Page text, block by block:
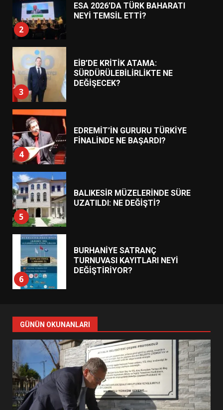
2
ESA 2026’DA TÜRK BAHARATI
NEYİ TEMSİL ETTİ?
3
EİB’DE KRİTİK ATAMA:
SÜRDÜRÜLEBİLİRLİKTE NE
DEĞİŞECEK?
4
EDREMİT’İN GURURU TÜRKİYE
FİNALİNDE NE BAŞARDI?
5
BALIKESİR MÜZELERİNDE SÜRE
UZATILDI: NE DEĞİŞTİ?
6
BURHANİYE SATRANÇ
TURNUVASI KAYITLARI NEYİ
DEĞİŞTİRİYOR?
7
YENİ YÖNETİM NASIL
ŞEKİLLENDİ?
1
AYVALIK SU MİRASI İÇİN
HAREKETE GEÇİYOR: GÖZLER
BULUŞMADA
GÜNÜN OKUNANLARI